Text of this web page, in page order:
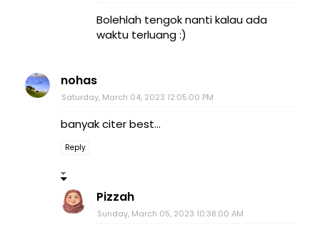
Bolehlah tengok nanti kalau ada
waktu terluang :)
nohas
Saturday, March 04, 2023 12:05:00 PM
banyak citer best...
Reply
Pizzah
Sunday, March 05, 2023 10:38:00 AM